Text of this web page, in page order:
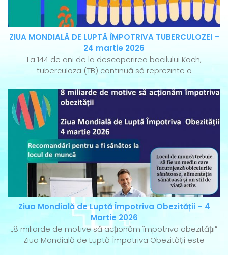
ZIUA MONDIALĂ DE LUPTĂ ÎMPOTRIVA TUBERCULOZEI –
24 martie 2026
La 144 de ani de la descoperirea bacilului Koch,
tuberculoza (TB) continuă să reprezinte o
Ziua Mondială de Luptă Împotriva Obezității – 4
Martie 2026
„8 miliarde de motive să acționăm împotriva obezității”
Ziua Mondială de Luptă Împotriva Obezității este